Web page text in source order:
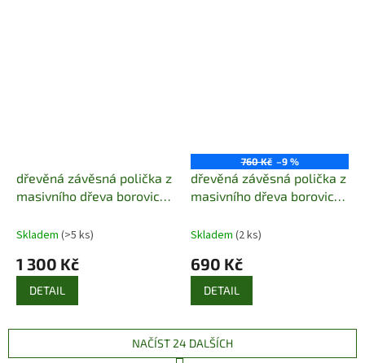
dřevěná závěsná polička z
masivního dřeva borovice
Skladem (>5 ks)
1 300 Kč
DETAIL
760 Kč –9 %
dřevěná závěsná polička z
masivního dřeva borovice
Skladem (2 ks)
690 Kč
DETAIL
NAČÍST 24 DALŠÍCH